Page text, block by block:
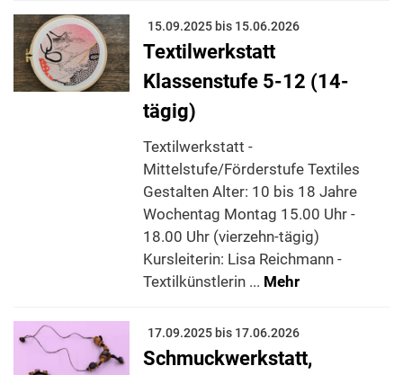
15.09.2025 bis 15.06.2026
Textilwerkstatt
Klassenstufe 5-12 (14-
tägig)
Textilwerkstatt -
Mittelstufe/Förderstufe Textiles
Gestalten Alter: 10 bis 18 Jahre
Wochentag Montag 15.00 Uhr -
18.00 Uhr (vierzehn-tägig)
Kursleiterin: Lisa Reichmann -
Textilkünstlerin ... Mehr
17.09.2025 bis 17.06.2026
Schmuckwerkstatt,